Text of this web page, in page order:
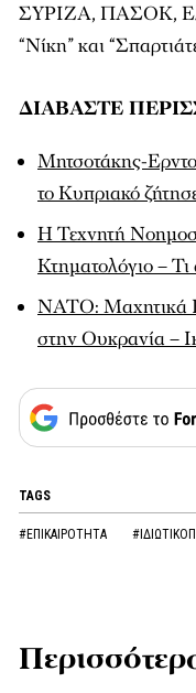
ΣΥΡΙΖΑ, ΠΑΣΟΚ,
“Νίκη” και
ΔΙΑΒΑΣΤΕ
Μητσοτάκης-
το Κυπριακό
Η Τεχνητή
Κτηματολόγιο –
NATO: Μαχητικά
στην Ουκρανία –
TAGS
#ΕΠΙΚΑΙΡΟΤΗΤΑ